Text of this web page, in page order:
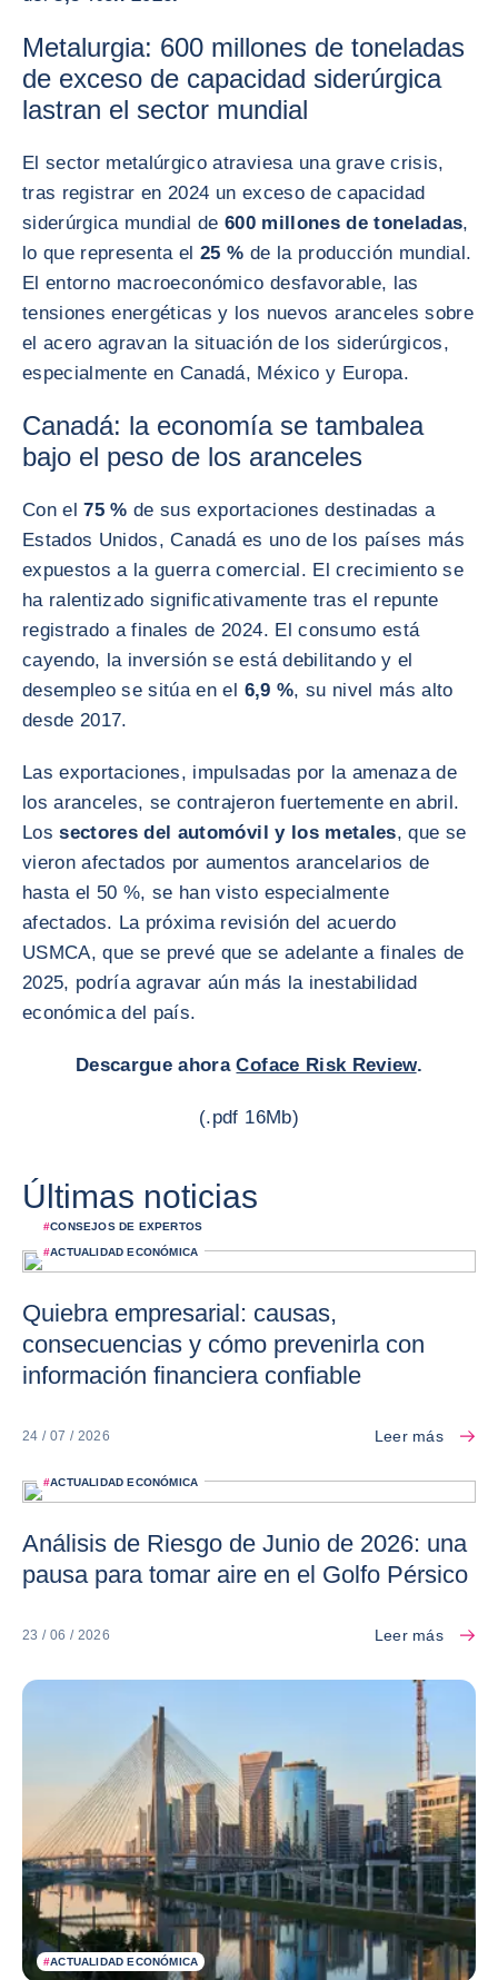
Metalurgia: 600 millones de toneladas
de exceso de capacidad siderúrgica
lastran el sector mundial
El sector metalúrgico atraviesa una grave crisis,
tras registrar en 2024 un exceso de capacidad
siderúrgica mundial de 600 millones de toneladas,
lo que representa el25 % de la producción mundial.
El entorno macroeconómico desfavorable, las
tensiones energéticas y los nuevos aranceles sobre
el acero agravan la situación de los siderúrgicos,
especialmente en Canadá, México y Europa.
Canadá: la economía se tambalea
bajo el peso de los aranceles
Con el75 % de sus exportaciones destinadas a
Estados Unidos, Canadá es uno de los países más
expuestos a la guerra comercial. El crecimiento se
ha ralentizado significativamente tras el repunte
registrado a finales de 2024. El consumo está
cayendo, la inversión se está debilitando y el
desempleo se sitúa en el 6,9 %, su nivel más alto
desde 2017.
Las exportaciones, impulsadas por la amenaza de
los aranceles, se contrajeron fuertemente en abril.
Lossectores del automóvil y los metales, que se
vieron afectados por aumentos arancelarios de
hasta el 50 %, se han visto especialmente
afectados. La próxima revisión del acuerdo
USMCA, que se prevé que se adelante a finales de
2025, podría agravar aún más la inestabilidad
económica del país.
Descargue ahoraCoface Risk Review.
(.pdf 16Mb)
Últimas noticias
#CONSEJOS DE EXPERTOS
#ACTUALIDAD ECONÓMICA
Quiebra empresarial: causas,
consecuencias y cómo prevenirla con
información financiera confiable
24 / 07 / 2026 Leer más
#ACTUALIDAD ECONÓMICA
Análisis de Riesgo de Junio de 2026: una
pausa para tomar aire en el Golfo Pérsico
23 / 06 / 2026 Leer más
#ACTUALIDAD ECONÓMICA